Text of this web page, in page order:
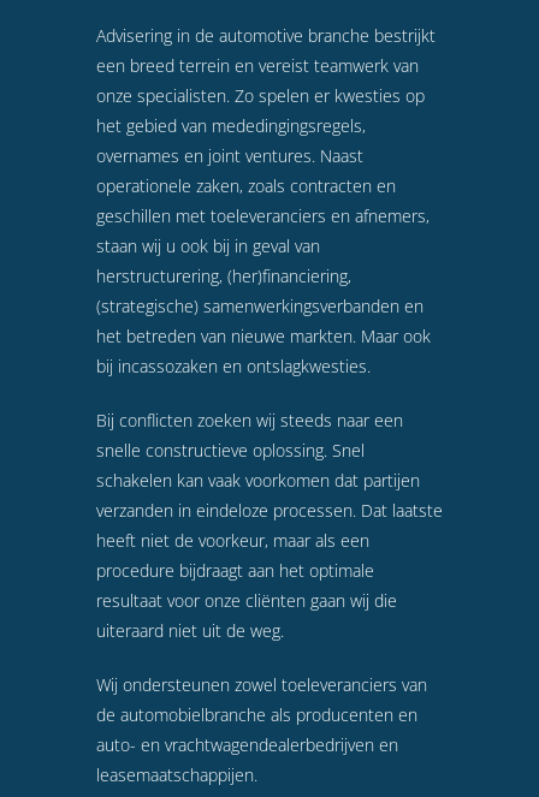
Advisering in de automotive branche bestrijkt
een breed terrein en vereist teamwerk van
onze specialisten. Zo spelen er kwesties op
het gebied van mededingingsregels,
overnames en joint ventures. Naast
operationele zaken, zoals contracten en
geschillen met toeleveranciers en afnemers,
staan wij u ook bij in geval van
herstructurering, (her)financiering,
(strategische) samenwerkingsverbanden en
het betreden van nieuwe markten. Maar ook
bij incassozaken en ontslagkwesties.
Bij conflicten zoeken wij steeds naar een
snelle constructieve oplossing. Snel
schakelen kan vaak voorkomen dat partijen
verzanden in eindeloze processen. Dat laatste
heeft niet de voorkeur, maar als een
procedure bijdraagt aan het optimale
resultaat voor onze cliënten gaan wij die
uiteraard niet uit de weg.
Wij ondersteunen zowel toeleveranciers van
de automobielbranche als producenten en
auto- en vrachtwagendealerbedrijven en
leasemaatschappijen.